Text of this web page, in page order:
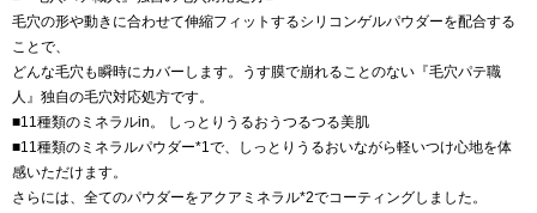
毛穴の形や動きに合わせて伸縮フィットするシリコンゲルパウダーを配合する
ことで、
どんな毛穴も瞬時にカバーします。うす膜で崩れることのない『毛穴パテ職
人』独自の毛穴対応処方です。
■11種類のミネラルin。 しっとりうるおうつるつる美肌
■11種類のミネラルパウダー*1で、しっとりうるおいながら軽いつけ心地を体
感いただけます。
さらには、全てのパウダーをアクアミネラル*2でコーティングしました。